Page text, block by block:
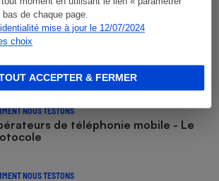
de chaque page.
mise à jour le 12/07/2024
choix
ACCEPTER & FERMER
des numéros non surtaxés
NOUS TESTONS
NOUS TESTONS
de téléphonie mobile - Le
NOUS TESTONS